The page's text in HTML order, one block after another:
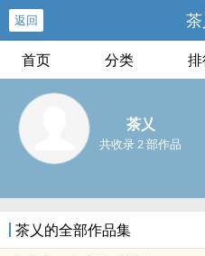
返回 茶
首页 分类
茶乂
共收录 2 部作品
茶乂的全部作品集